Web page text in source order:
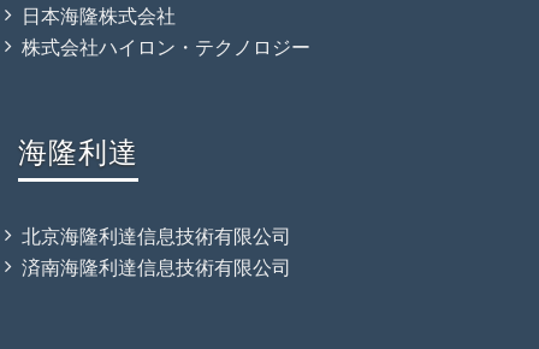
日本海隆株式会社
株式会社ハイロン・テクノロジー
海隆利達
北京海隆利達信息技術有限公司
済南海隆利達信息技術有限公司